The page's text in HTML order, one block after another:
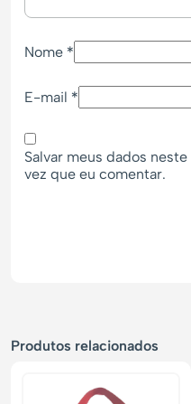
Nome *
E-mail *
Salvar meus dados
vez que eu comentar.
Produtos relacionados